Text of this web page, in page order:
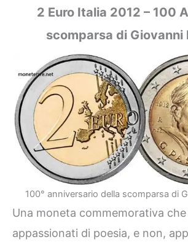
2 Euro Italia 2012 – 100
scomparsa di Giovanni
100° anniversario della scomparsa di
Una moneta commemorativa
appassionati di poesia, e non,